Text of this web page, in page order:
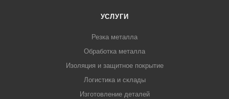
УСЛУГИ
Резка металла
Обработка металла
Изоляция и защитное покрытие
Логистика и склады
Изготовление деталей